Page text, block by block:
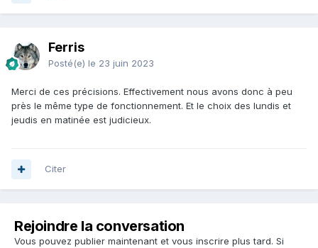
Ferris
Posté(e) le 23 juin 2023
Merci de ces précisions. Effectivement nous avons donc à peu
près le même type de fonctionnement. Et le choix des lundis et
jeudis en matinée est judicieux.
Citer
Rejoindre la conversation
Vous pouvez publier maintenant et vous inscrire plus tard. Si